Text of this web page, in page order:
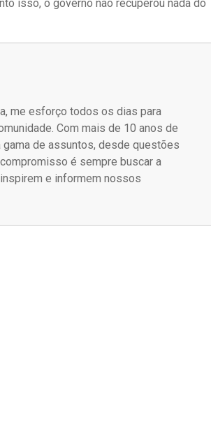
isso, o governo não recuperou nada do
me esforço todos os dias para
Com mais de 10 anos de
gama de assuntos, desde questões
é sempre buscar a
e informem nossos